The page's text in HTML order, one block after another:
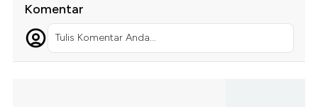
Komentar
Tulis Komentar Anda...